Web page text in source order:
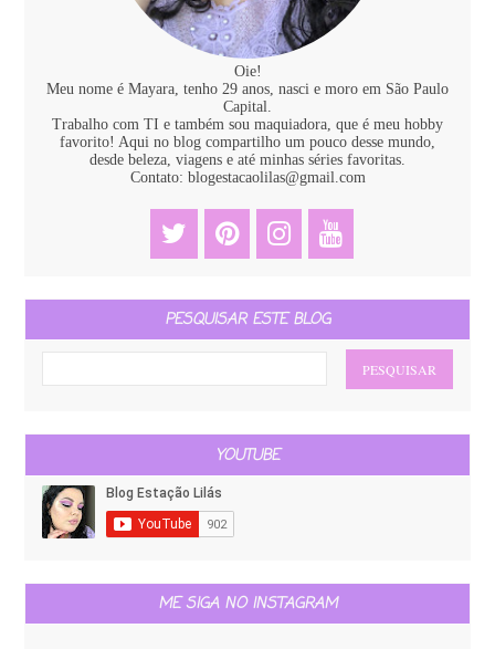
Oie!
Meu nome é Mayara, tenho 29 anos, nasci e moro em São Paulo
Capital.
Trabalho com TI e também sou maquiadora, que é meu hobby
favorito! Aqui no blog compartilho um pouco desse mundo,
desde beleza, viagens e até minhas séries favoritas.
Contato: blogestacaolilas@gmail.com
PESQUISAR ESTE BLOG
YOUTUBE
ME SIGA NO INSTAGRAM